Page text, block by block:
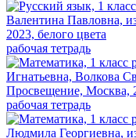
рабочая тетрадь
рабочая тетрадь